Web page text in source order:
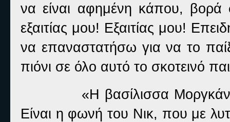
να είναι αφημένη κάπου, βορά
εξαιτίας μου! Εξαιτίας μου!
να επαναστατήσω για να το
πιόνι σε όλο αυτό το σκοτεινό
«Η βασίλισσα
Είναι η φωνή του Νικ, που με